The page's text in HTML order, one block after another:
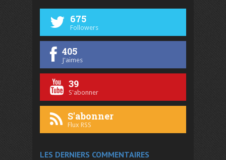
675
Followers
405
J'aimes
39
S'abonner
S'abonner
Flux RSS
LES DERNIERS COMMENTAIRES